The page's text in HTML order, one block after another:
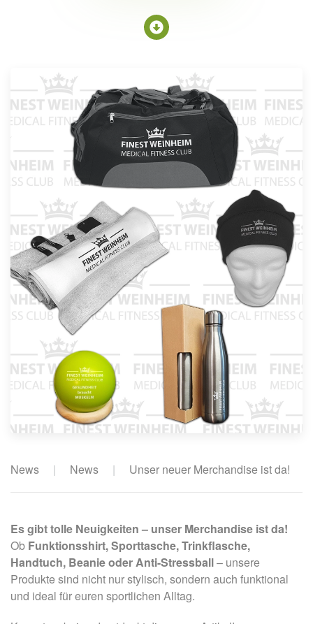
News News Unser neuer Merchandise ist da!
Es gibt tolle Neuigkeiten – unser Merchandise ist da!
Ob Funktionsshirt, Sporttasche, Trinkflasche,
Handtuch, Beanie oder Anti-Stressball– unsere
Produkte sind nicht nur stylisch, sondern auch funktional
und ideal für euren sportlichen Alltag.